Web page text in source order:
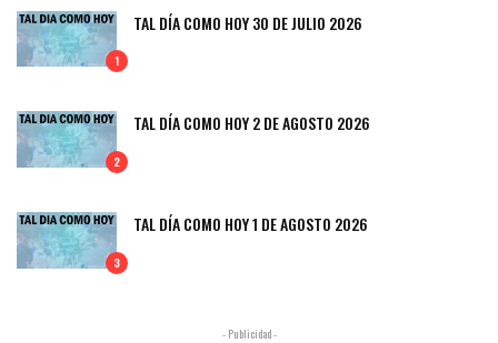
1
TAL DÍA COMO HOY 30 DE JULIO 2026
2
TAL DÍA COMO HOY 2 DE AGOSTO 2026
3
TAL DÍA COMO HOY 1 DE AGOSTO 2026
- Publicidad -